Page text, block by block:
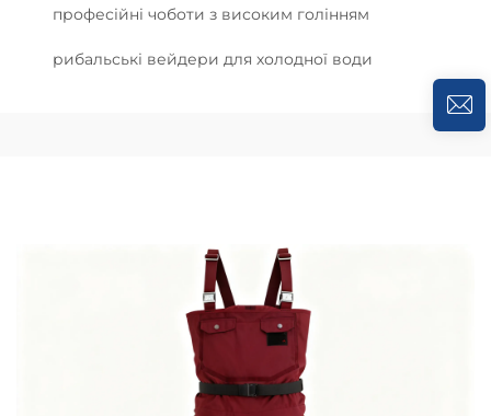
професійні чоботи з високим голінням
рибальські вейдери для холодної води